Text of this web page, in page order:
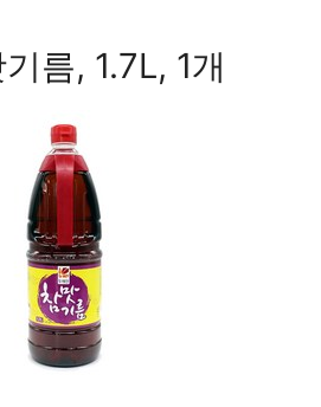
름, 1.7L, 1개